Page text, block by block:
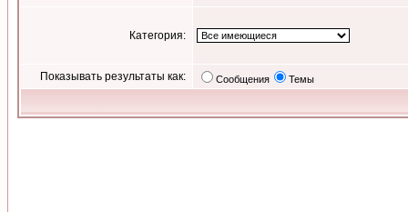
Категория:
Показывать результаты как: Сообщения Темы